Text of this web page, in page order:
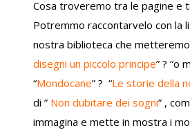
Cosa troveremo tra le pagine e
Potremmo raccontarvelo con la
nostra biblioteca che
disegni un piccolo principe” ? “o
“Mondocane” ? “Le storie della
di ” Non dubitare dei sogni” ,
immagina e mette in mostra i